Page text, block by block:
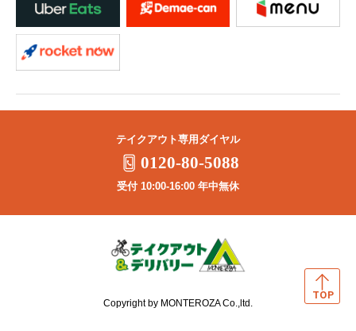
テイクアウト専用ダイヤル
0120-80-5088
受付 10:00-16:00 年中無休
Copyright by MONTEROZA Co.,ltd.